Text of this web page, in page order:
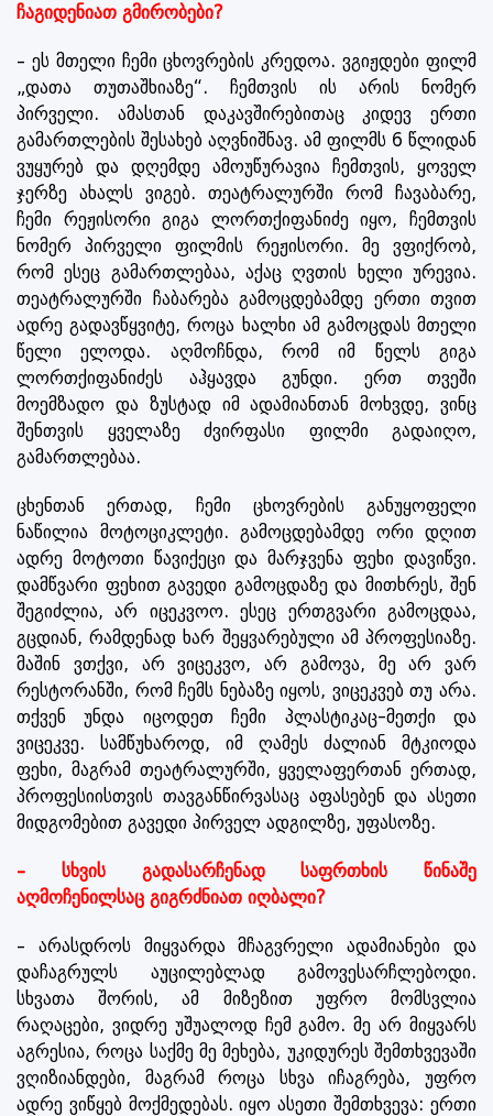
ჩაგიდენიათ გმირობები?
– ეს მთელი ჩემი ცხოვრების კრედოა. ვგიჟდები ფილმ
„დათა თუთაშხიაზე“. ჩემთვის ის არის ნომერ
პირველი. ამასთან დაკავშირებითაც კიდევ ერთი
გამართლების შესახებ აღვნიშნავ. ამ ფილმს 6 წლიდან
ვუყურებ და დღემდე ამოუწურავია ჩემთვის, ყოველ
ჯერზე ახალს ვიგებ. თეატრალურში რომ ჩავაბარე,
ჩემი რეჟისორი გიგა ლორთქიფანიძე იყო, ჩემთვის
ნომერ პირველი ფილმის რეჟისორი. მე ვფიქრობ,
რომ ესეც გამართლებაა, აქაც ღვთის ხელი ურევია.
თეატრალურში ჩაბარება გამოცდებამდე ერთი თვით
ადრე გადავწყვიტე, როცა ხალხი ამ გამოცდას მთელი
წელი ელოდა. აღმოჩნდა, რომ იმ წელს გიგა
ლორთქიფანიძეს აჰყავდა გუნდი. ერთ თვეში
მოემზადო და ზუსტად იმ ადამიანთან მოხვდე, ვინც
შენთვის ყველაზე ძვირფასი ფილმი გადაიღო,
გამართლებაა.
ცხენთან ერთად, ჩემი ცხოვრების განუყოფელი
ნაწილია მოტოციკლეტი. გამოცდებამდე ორი დღით
ადრე მოტოთი წავიქეცი და მარჯვენა ფეხი დავიწვი.
დამწვარი ფეხით გავედი გამოცდაზე და მითხრეს, შენ
შეგიძლია, არ იცეკვოო. ესეც ერთგვარი გამოცდაა,
გცდიან, რამდენად ხარ შეყვარებული ამ პროფესიაზე.
მაშინ ვთქვი, არ ვიცეკვო, არ გამოვა, მე არ ვარ
რესტორანში, რომ ჩემს ნებაზე იყოს, ვიცეკვებ თუ არა.
თქვენ უნდა იცოდეთ ჩემი პლასტიკაც-მეთქი და
ვიცეკვე. სამწუხაროდ, იმ ღამეს ძალიან მტკიოდა
ფეხი, მაგრამ თეატრალურში, ყველაფერთან ერთად,
პროფესიისთვის თავგანწირვასაც აფასებენ და ასეთი
მიდგომებით გავედი პირველ ადგილზე, უფასოზე.
– სხვის გადასარჩენად საფრთხის წინაშე
აღმოჩენილსაც გიგრძნიათ იღბალი?
– არასდროს მიყვარდა მჩაგვრელი ადამიანები და
დაჩაგრულს აუცილებლად გამოვესარჩლებოდი.
სხვათა შორის, ამ მიზეზით უფრო მომსვლია
რაღაცები, ვიდრე უშუალოდ ჩემ გამო. მე არ მიყვარს
აგრესია, როცა საქმე მე მეხება, უკიდურეს შემთხვევაში
ვღიზიანდები, მაგრამ როცა სხვა იჩაგრება, უფრო
ადრე ვიწყებ მოქმედებას. იყო ასეთი შემთხვევა: ერთი